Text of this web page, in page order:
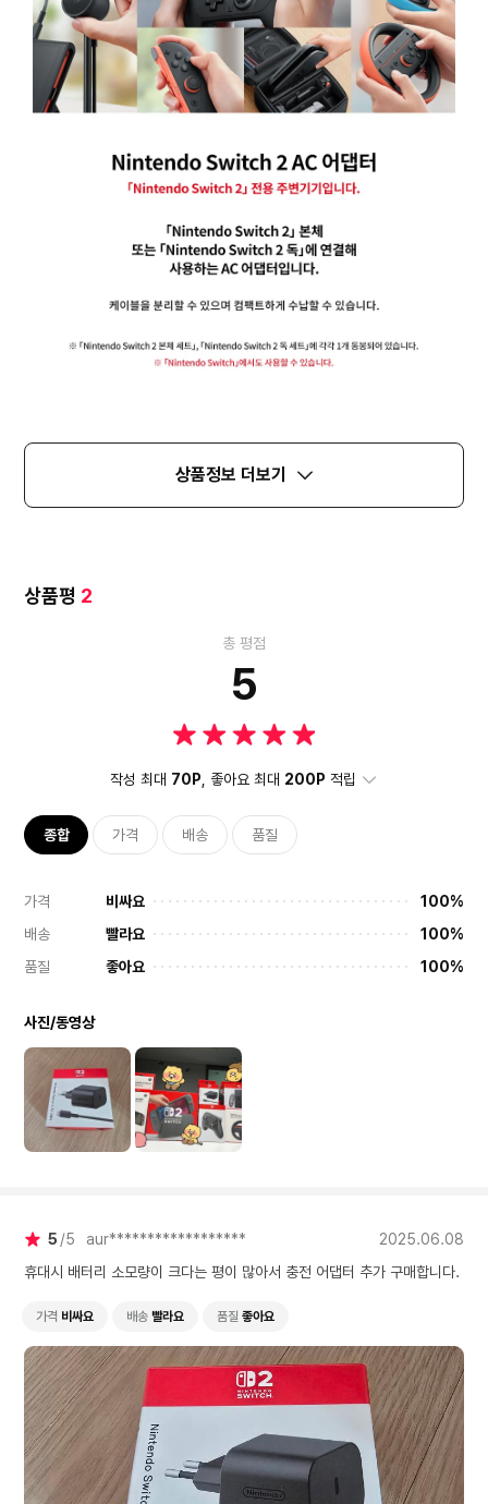
상품정보 더보기
상품평 2
총 평점
5
작성 최대 70P , 좋아요 최대 200P 적립
종합 가격 배송 품질
가격 비싸요
100%
배송
빨라요
100%
품질
좋아요 100%
사진/동영상
5 5 aur******************
2025.06.08
휴대시 배터리 소모량이 크다는 평이 많아서 충전 어댑터 추가 구매합니다.
가격 비싸요 배송 빨라요 품질 좋아요